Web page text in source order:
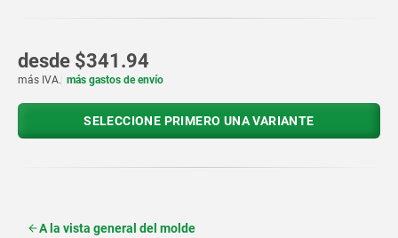
desde $341.94
más IVA. más gastos de envío
SELECCIONE PRIMERO UNA VARIANTE
A la vista general del molde